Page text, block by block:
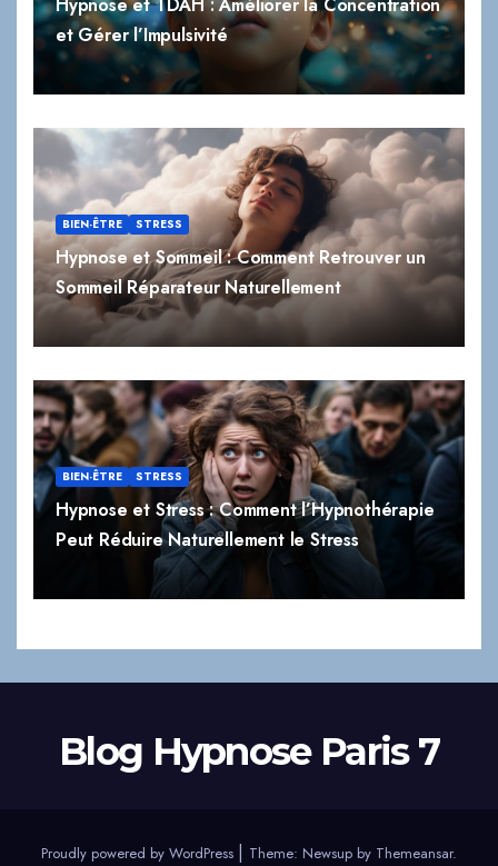
et Gérer l’Impulsivité
BIEN-ÊTRE STRESS
Hypnose et Sommeil : Comment Retrouver un
Sommeil Réparateur Naturellement
BIEN-ÊTRE STRESS
Hypnose et Stress : Comment l’Hypnothérapie
Peut Réduire Naturellement le Stress
Blog Hypnose Paris 7
Proudly powered by WordPress | Theme: Newsup by Themeansar.